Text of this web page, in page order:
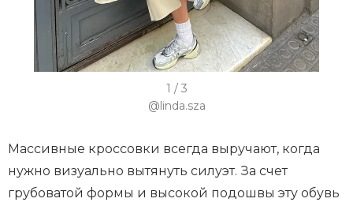
m
1
o
1 / 3
@linda.sza
Массивные кроссовки всегда выручают, когда
нужно визуально вытянуть силуэт. За счет
грубоватой формы и высокой подошвы эту обувь